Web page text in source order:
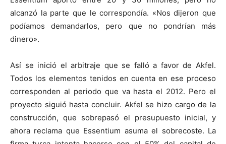
alcanzó la parte que le correspondía. «Nos dijeron que
podíamos demandarlos, pero que no pondrían más
dinero».
Así se inició el arbitraje que se falló a favor de Akfel.
Todos los elementos tenidos en cuenta en ese proceso
corresponden al periodo que va hasta el 2012. Pero el
proyecto siguió hasta concluir. Akfel se hizo cargo de la
construcción, que sobrepasó el presupuesto inicial, y
ahora reclama que Essentium asuma el sobrecoste. La